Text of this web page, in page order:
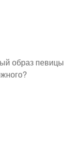
образ певицы